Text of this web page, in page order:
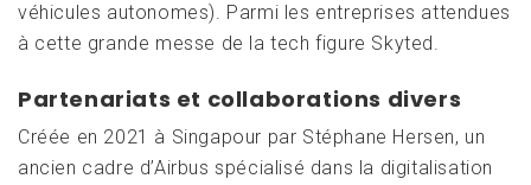
véhicules autonomes). Parmi les entreprises attendues
à cette grande messe de la tech figure Skyted.
Partenariats et collaborations divers
Créée en 2021 à Singapour par Stéphane Hersen, un
ancien cadre d’Airbus spécialisé dans la digitalisation